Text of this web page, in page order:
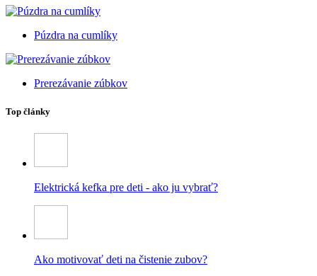
Púzdra na cumlíky
Prerezávanie zúbkov
Top články
Elektrická kefka pre deti - ako ju vybrať?
Ako motivovať deti na čistenie zubov?